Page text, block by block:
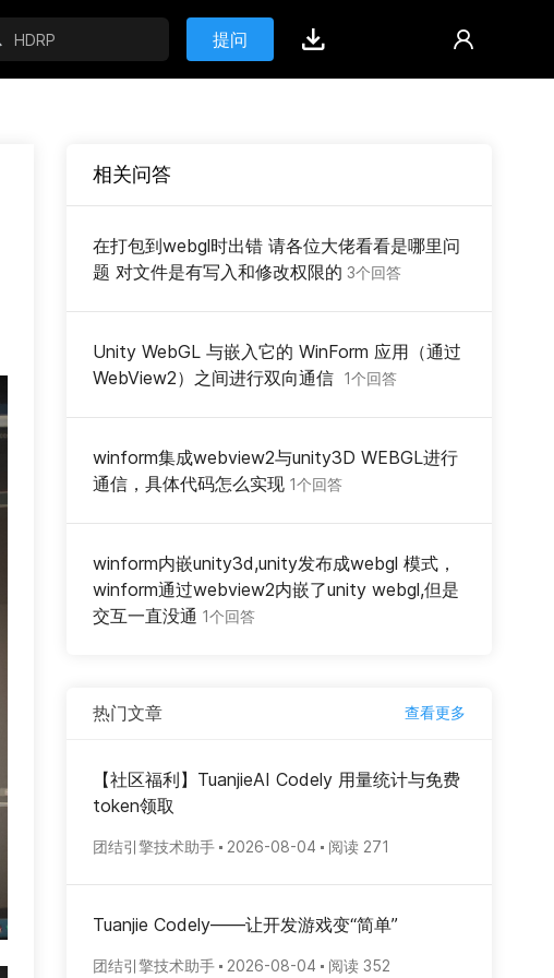
提问
相关问答
在打包到webgl时出错 请各位大佬看看是哪里问
题 对文件是有写入和修改权限的 3个回答
Unity WebGL 与嵌入它的 WinForm 应用（通过
WebView2）之间进行双向通信 1个回答
winform集成webview2与unity3D WEBGL进行
通信，具体代码怎么实现 1个回答
winform内嵌unity3d,unity发布成webgl 模式，
winform通过webview2内嵌了unity webgl,但是
交互一直没通 1个回答
热门文章 查看更多
【社区福利】TuanjieAI Codely 用量统计与免费
token领取
团结引擎技术助手 2026-08-04 阅读 271
Tuanjie Codely——让开发游戏变“简单”
团结引擎技术助手 2026-08-04 阅读 352